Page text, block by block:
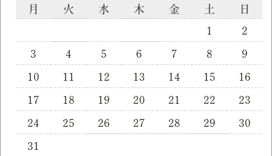
月
火 水 木 金 土
日
1
2
3
4 5 6 7 8
9
10
11 12 13 14 15
16
17
18 19 20 21 22
23
24
25 26 27 28 29
30
31